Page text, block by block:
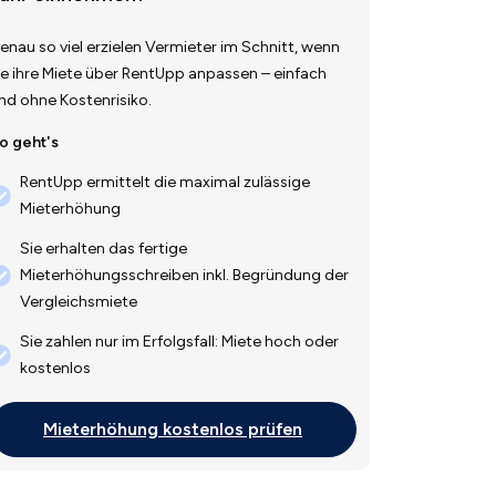
so viel erzielen Vermieter im Schnitt, wenn
ihre Miete über RentUpp anpassen – einfach
ohne Kostenrisiko.
geht's
RentUpp ermittelt die maximal zulässige
Mieterhöhung
Sie erhalten das fertige
Mieterhöhungsschreiben inkl. Begründung der
Vergleichsmiete
Sie zahlen nur im Erfolgsfall: Miete hoch oder
kostenlos
Mieterhöhung kostenlos prüfen